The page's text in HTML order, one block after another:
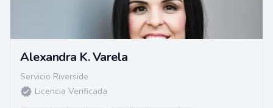
Alexandra K. Varela
Servicio Riverside
Licencia Verificada